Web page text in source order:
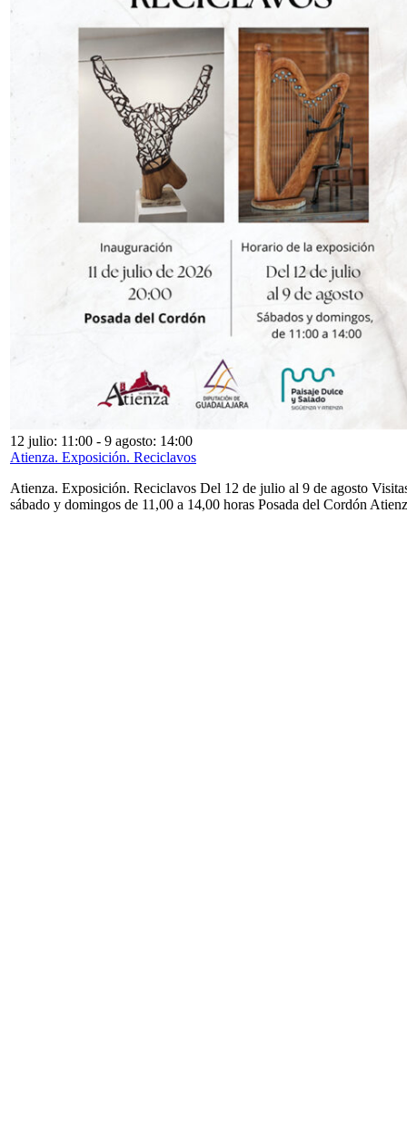
12 julio: 11:00 - 9 agosto: 14:00
Atienza. Exposición. Reciclavos
Atienza. Exposición. Reciclavos Del 12 de julio al 9 de agosto
sábado y domingos de 11,00 a 14,00 horas Posada del Cordón